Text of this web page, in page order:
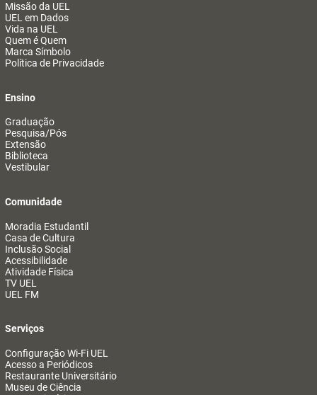
Missão da UEL
UEL em Dados
Vida na UEL
Quem é Quem
Marca Símbolo
Política de Privacidade
Ensino
Graduação
Pesquisa/Pós
Extensão
Biblioteca
Vestibular
Comunidade
Moradia Estudantil
Casa de Cultura
Inclusão Social
Acessibilidade
Atividade Física
TV UEL
UEL FM
Serviços
Configuração Wi-Fi UEL
Acesso a Periódicos
Restaurante Universitário
Museu de Ciência